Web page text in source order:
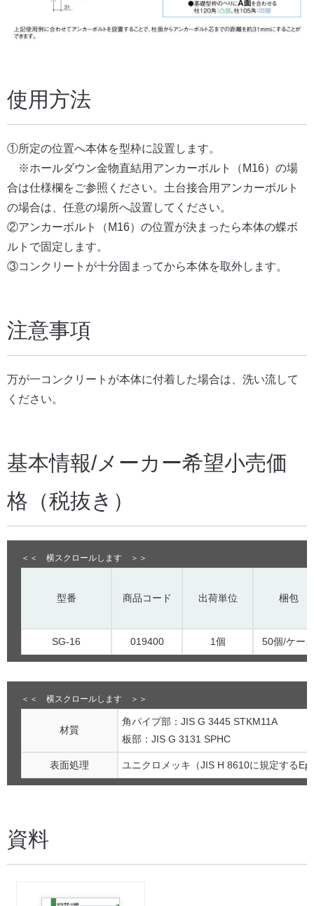
使用方法
①所定の位置へ本体を型枠に設置します。
※ホールダウン金物直結用アンカーボルト（M16）の場
合は仕様欄をご参照ください。土台接合用アンカーボルト
の場合は、任意の場所へ設置してください。
②アンカーボルト（M16）の位置が決まったら本体の蝶ボ
ルトで固定します。
③コンクリートが十分固まってから本体を取外します。
注意事項
万が一コンクリートが本体に付着した場合は、洗い流して
ください。
基本情報/メーカー希望小売価
格（税抜き）
型番 商品コード 出荷単位 梱包
SG-16 019400 1個 50個/ケー
材質
角パイプ部：JIS G 3445 STKM11A
板部：JIS G 3131 SPHC
表面処理 ユニクロメッキ（JIS H 8610に規定する
資料